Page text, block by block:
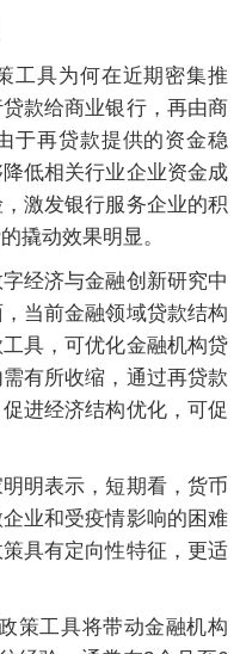
具为何在近期密集推
款给商业银行，再由商
于再贷款提供的资金稳
低相关行业企业资金成
激发银行服务企业的积
撬动效果明显。
经济与金融创新研究中
当前金融领域贷款结构
具，可优化金融机构贷
有所收缩，通过再贷款
进经济结构优化，可促
明表示，短期看，货币
业和受疫情影响的困难
具有定向性特征，更适
工具将带动金融机构